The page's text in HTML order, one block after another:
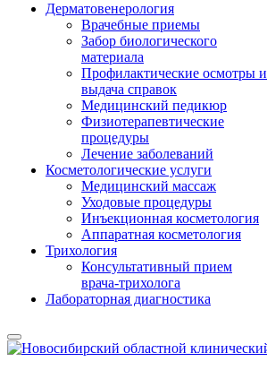
Дерматовенерология
Врачебные приемы
Забор биологического
материала
Профилактические осмотры и
выдача справок
Медицинский педикюр
Физиотерапевтические
процедуры
Лечение заболеваний
Косметологические услуги
Медицинский массаж
Уходовые процедуры
Инъекционная косметология
Аппаратная косметология
Трихология
Консультативный прием
врача-трихолога
Лабораторная диагностика